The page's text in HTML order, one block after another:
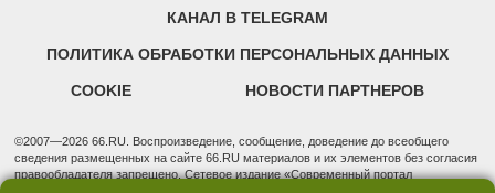
КАНАЛ В TELEGRAM
ПОЛИТИКА ОБРАБОТКИ ПЕРСОНАЛЬНЫХ ДАННЫХ
COOKIE НОВОСТИ ПАРТНЕРОВ
©2007—2026 66.RU. Воспроизведение, сообщение, доведение до всеобщего
сведения размещенных на сайте 66.RU материалов и их элементов без согласия
правообладателя запрещено. Сетевое издание «Современный портал